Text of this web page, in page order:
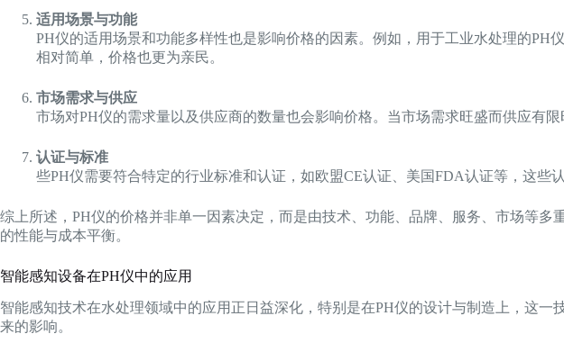
适用场景与功能
PH仪的适用场景和功能多样性也是影响价格的因素。例如，用于工业水处理的
相对简单，价格也更为亲民。
市场需求与供应
市场对PH仪的需求量以及供应商的数量也会影响价格。当市场需求旺盛而供应有
认证与标准
些PH仪需要符合特定的行业标准和认证，如欧盟CE认证、美国FDA认证等，这些
综上所述，PH仪的价格并非单一因素决定，而是由技术、功能、品牌、服务、市场等
的性能与成本平衡。
智能感知设备在PH仪中的应用
智能感知技术在水处理领域中的应用正日益深化，特别是在PH仪的设计与制造上，这
来的影响。